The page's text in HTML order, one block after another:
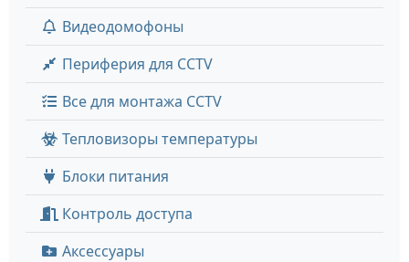
Видеодомофоны
Периферия для CCTV
Все для монтажа CCTV
Тепловизоры температуры
Блоки питания
Контроль доступа
Аксессуары